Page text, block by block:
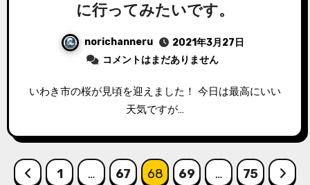
に行ってみたいです。
norichanneru
2021年3月27日
コメントはまだありません
いわき市の桜が見頃を迎えました！ 今日は最高にいい
天気ですが…
投
1 … 67 68 69 … 75